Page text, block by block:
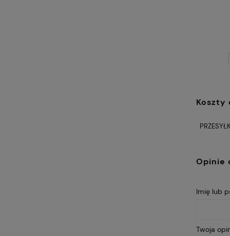
Opinie
Imię lub
Twoja